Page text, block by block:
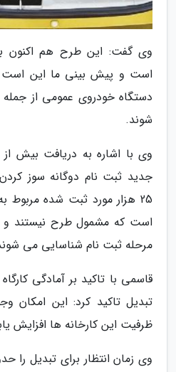
وی گفت: این طرح هم اکنون
است و پیش بینی ما این است
دستگاه خودروی عمومی از
شوند.
جدید ثبت نام دوگانه سوز
25 هزار مورد ثبت شده
است که مشمول طرح نیستند و
مرحله ثبت نام شناسایی می
قاسمی با تاکید بر آمادگی
تبدیل تاکید کرد: این امکان
ظرفیت این کارخانه ها افزایش
وی زمان انتظار برای تبدیل